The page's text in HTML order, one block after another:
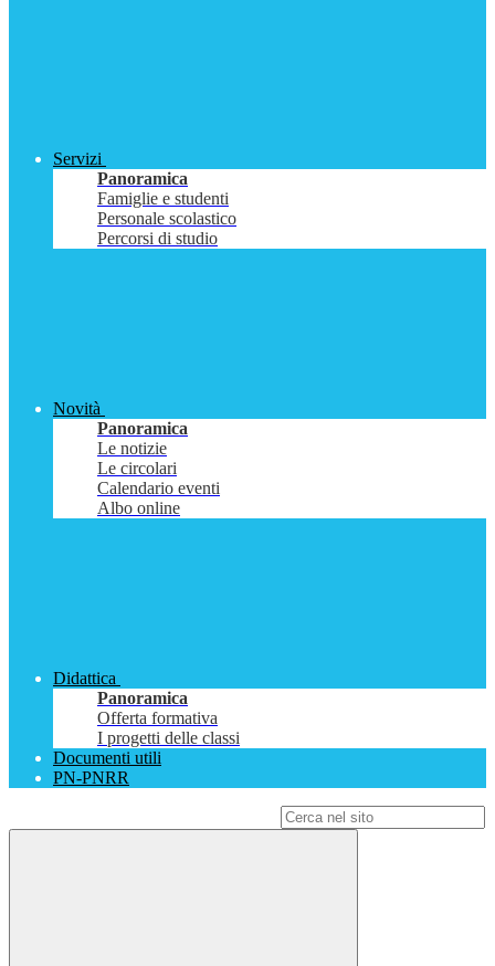
Servizi
Panoramica
Famiglie e studenti
Personale scolastico
Percorsi di studio
Novità
Panoramica
Le notizie
Le circolari
Calendario eventi
Albo online
Didattica
Panoramica
Offerta formativa
I progetti delle classi
Documenti utili
PN-PNRR